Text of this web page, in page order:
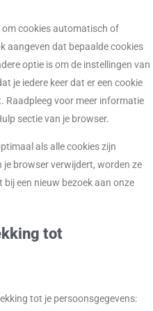
cookies automatisch of
aangeven dat bepaalde cookies
optie is om de instellingen van
je iedere keer dat er een cookie
voor meer informatie
sectie van je browser.
als alle cookies zijn
je browser verwijdert, worden ze
een nieuw bezoek aan onze
tot
tot je persoonsgegevens: